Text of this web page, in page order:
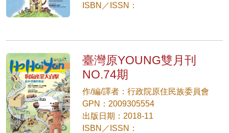
ISBN／ISSN：
臺灣原YOUNG雙月刊
NO.74期
作/編/譯者：行政院原住民族委員會
GPN：2009305554
出版日期：2018-11
ISBN／ISSN：